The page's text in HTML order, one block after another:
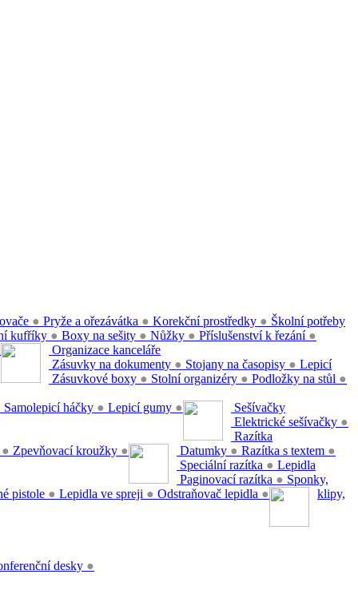
● Pryže a ořezávátka ● Korekční prostředky ● Školní potřeby
kufříky ● Boxy na sešity ● Nůžky ● Příslušenství k řezání ●
Organizace kanceláře
Zásuvky na dokumenty ● Stojany na časopisy ●
Zásuvkové boxy ● Stolní organizéry ● Podložky na stůl ●
Lepicí
Samolepicí háčky ● Lepicí gumy ●
Sešívačky
Elektrické sešívačky ●
● Zpevňovací kroužky ●
Razítka
Datumky ● Razítka s textem ●
Speciální razítka ●
Paginovací razítka ●
Lepidla
pistole ● Lepidla ve spreji ● Odstraňovač lepidla ●
Sponky,
klipy,
desky ●